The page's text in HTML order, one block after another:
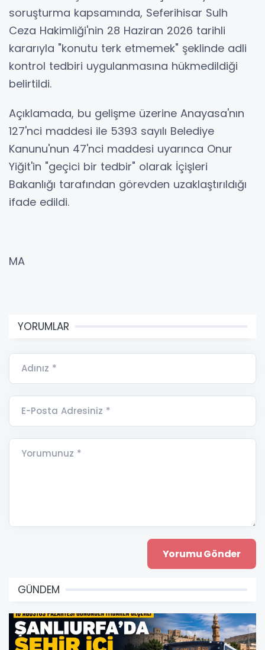
soruşturma kapsamında, Seferihisar Sulh
Ceza Hakimliği'nin 28 Haziran 2026 tarihli
kararıyla "konutu terk etmemek" şeklinde adli
kontrol tedbiri uygulanmasına hükmedildiği
belirtildi.
Açıklamada, bu gelişme üzerine Anayasa'nın
127'nci maddesi ile 5393 sayılı Belediye
Kanunu'nun 47'nci maddesi uyarınca Onur
Yiğit'in "geçici bir tedbir" olarak İçişleri
Bakanlığı tarafından görevden uzaklaştırıldığı
ifade edildi.
MA
YORUMLAR
Adınız *
E-Posta Adresiniz *
Yorumunuz *
GÜNDEM